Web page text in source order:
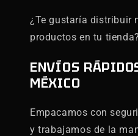
¿Te gustaría distribuir
productos en tu tienda?
ENVÍOS
MÉXICO
Empacamos con
y trabajamos de la